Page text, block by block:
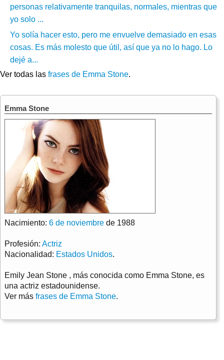
personas relativamente tranquilas, normales, mientras que
yo solo ...
Yo solía hacer esto, pero me envuelve demasiado en esas
cosas. Es más molesto que útil, así que ya no lo hago. Lo
dejé a...
Ver todas las frases de Emma Stone.
Emma Stone
Nacimiento: 6 de noviembre de 1988
Profesión: Actriz
Nacionalidad: Estados Unidos.
Emily Jean Stone , más conocida como Emma Stone, es
una actriz estadounidense.
Ver más frases de Emma Stone.